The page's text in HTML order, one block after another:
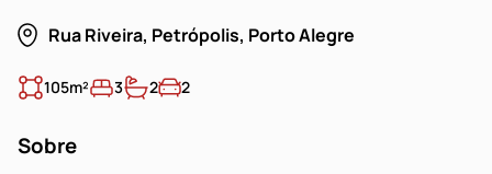
Rua Riveira, Petrópolis, Porto Alegre
105m² 3 2 2
Sobre